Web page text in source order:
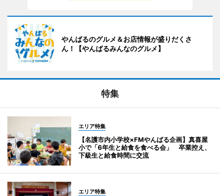
やんばるのグルメ＆お店情報が盛りだくさ
ん！【やんばるみんなのグルメ】
特集
エリア特集
【名護市内小学校×FMやんばる企画】真喜屋
小で「6年生と給食を食べる会」 卒業控え、
下級生と給食時間に交流
エリア特集